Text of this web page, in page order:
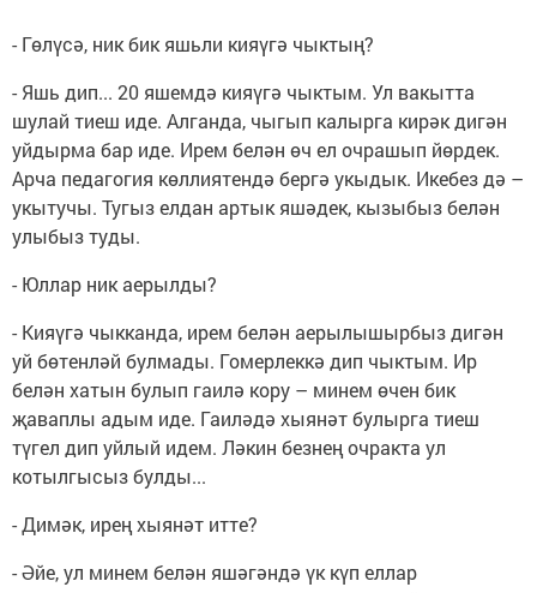
- Гөлүсә, ник бик яшьли кияүгә чыктың?
- Яшь дип... 20 яшемдә кияүгә чыктым. Ул вакытта
шулай тиеш иде. Алганда, чыгып калырга кирәк дигән
уйдырма бар иде. Ирем белән өч ел очрашып йөрдек.
Арча педагогия көллиятендә бергә укыдык. Икебез дә –
укытучы. Тугыз елдан артык яшәдек, кызыбыз белән
улыбыз туды.
- Юллар ник аерылды?
- Кияүгә чыкканда, ирем белән аерылышырбыз дигән
уй бөтенләй булмады. Гомерлеккә дип чыктым. Ир
белән хатын булып гаилә кору – минем өчен бик
җаваплы адым иде. Гаиләдә хыянәт булырга тиеш
түгел дип уйлый идем. Ләкин безнең очракта ул
котылгысыз булды...
- Димәк, ирең хыянәт итте?
- Әйе, ул минем белән яшәгәндә үк күп еллар